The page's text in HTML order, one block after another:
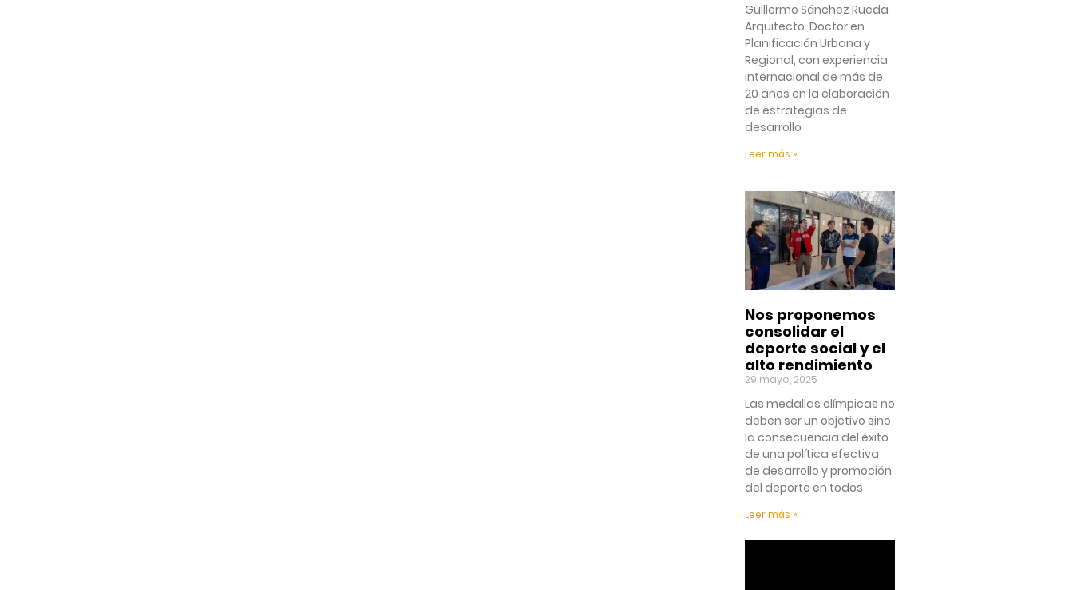
Guillermo Sánchez Rueda
Arquitecto. Doctor en
Planificación Urbana y
Regional, con experiencia
internacional de más de
20 años en la elaboración
de estrategias de
desarrollo
Leer más »
Nos proponemos
consolidar el
deporte social y el
alto rendimiento
29 mayo, 2025
Las medallas olímpicas no
deben ser un objetivo sino
la consecuencia del éxito
de una política efectiva
de desarrollo y promoción
del deporte en todos
Leer más »